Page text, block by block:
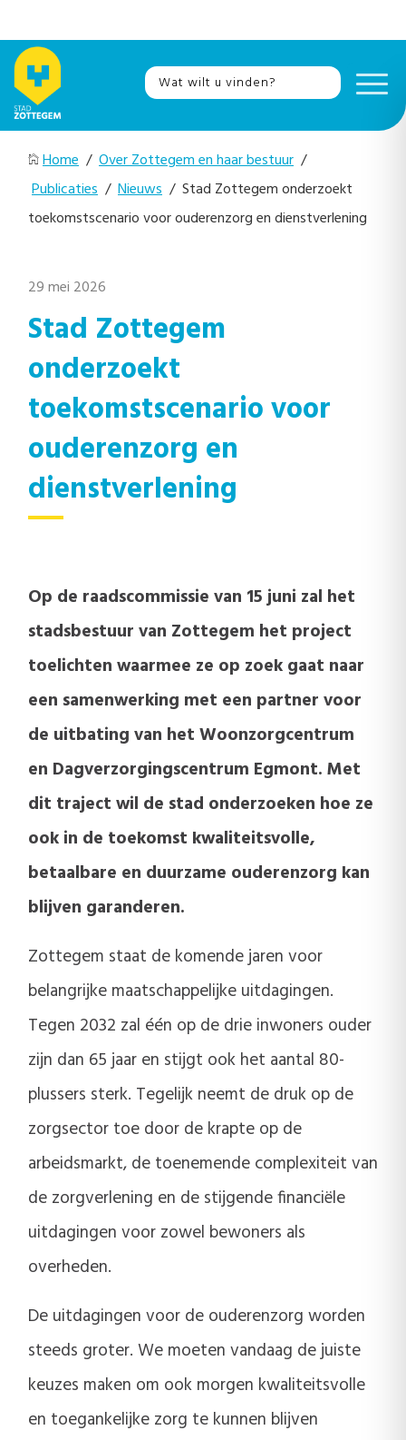
Home / Over Zottegem en haar bestuur /
Publicaties / Nieuws / Stad Zottegem onderzoekt
toekomstscenario voor ouderenzorg en dienstverlening
29 mei 2026
Stad Zottegem
onderzoekt
toekomstscenario voor
ouderenzorg en
dienstverlening
Op de raadscommissie van 15 juni zal het
stadsbestuur van Zottegem het project
toelichten waarmee ze op zoek gaat naar
een samenwerking met een partner voor
de uitbating van het Woonzorgcentrum
en Dagverzorgingscentrum Egmont. Met
dit traject wil de stad onderzoeken hoe ze
ook in de toekomst kwaliteitsvolle,
betaalbare en duurzame ouderenzorg kan
blijven garanderen.
Zottegem staat de komende jaren voor
belangrijke maatschappelijke uitdagingen.
Tegen 2032 zal één op de drie inwoners ouder
zijn dan 65 jaar en stijgt ook het aantal 80-
plussers sterk. Tegelijk neemt de druk op de
zorgsector toe door de krapte op de
arbeidsmarkt, de toenemende complexiteit van
de zorgverlening en de stijgende financiële
uitdagingen voor zowel bewoners als
overheden.
De uitdagingen voor de ouderenzorg worden
steeds groter. We moeten vandaag de juiste
keuzes maken om ook morgen kwaliteitsvolle
en toegankelijke zorg te kunnen blijven